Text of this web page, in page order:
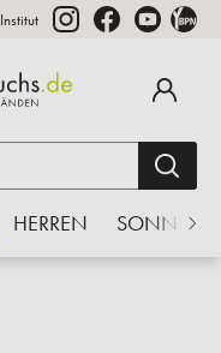
Institut
HERREN SONNE